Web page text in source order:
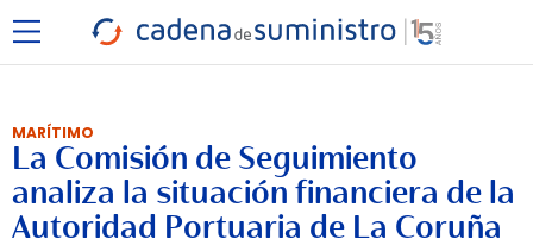
MARÍTIMO
La Comisión de Seguimiento
analiza la situación financiera de la
Autoridad Portuaria de La Coruña